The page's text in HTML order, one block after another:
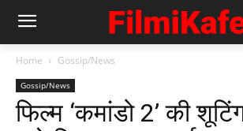
Home Gossip/News
Gossip/News
फिल्‍म ‘कमांडो 2’ की